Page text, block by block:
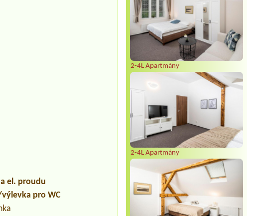
2-4L Apartmány
2-4L Apartmány
el. proudu
pro WC